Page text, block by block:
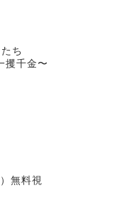
ち
攫千金〜
無料視